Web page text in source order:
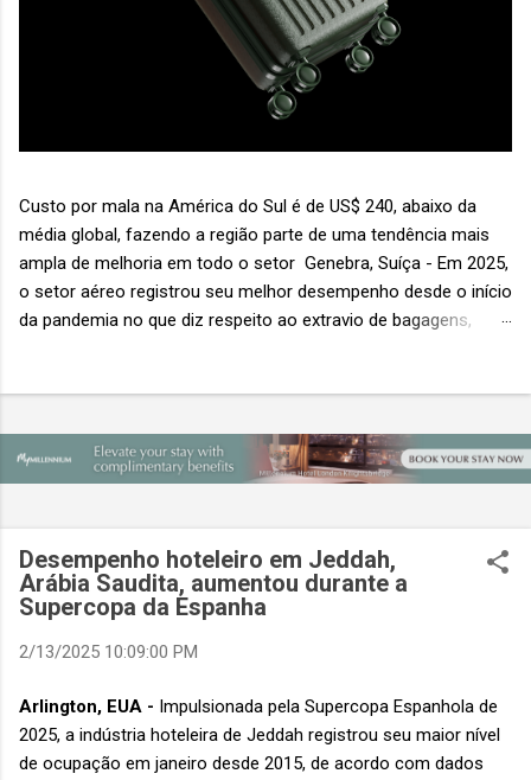
Custo por mala na América do Sul é de US$ 240, abaixo da
média global, fazendo a região parte de uma tendência mais
ampla de melhoria em todo o setor Genebra, Suíça - Em 2025,
o setor aéreo registrou seu melhor desempenho desde o início
da pandemia no que diz respeito ao extravio de bagagens,
“Baggage IT Insights” de 2026 da SITA, a 20ª edição anual
desse importante estudo de referência à indústria. (© SITA)
custa ao setor US$ 6,3 bilhões anualmente. Cada mala
extraviada acarreta um custo médio de US$ 260. Com um
lucro líquido médio de apenas US$ 8 por passageiro, uma mala
cinco anulam o lucro de um voo inteiro. O núme...
Desempenho hoteleiro em Jeddah,
Arábia Saudita, aumentou durante a
Supercopa da Espanha
2/13/2025 10:09:00 PM
Arlington, EUA - Impulsionada pela Supercopa Espanhola de
2025, a indústria hoteleira de Jeddah registrou seu maior nível
de ocupação em janeiro desde 2015, de acordo com dados